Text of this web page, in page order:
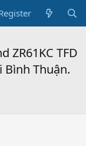
ZR61KC TFD
Bình Thuận.